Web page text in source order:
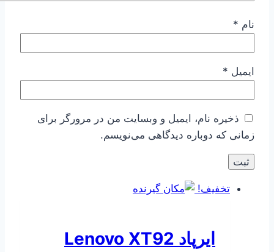
نام *
ایمیل *
ذخیره نام، ایمیل و وبسایت من در مرورگر برای
زمانی که دوباره دیدگاهی می‌نویسم.
تخفیف!
ایرپاد Lenovo XT92